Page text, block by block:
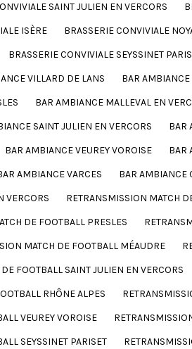
SAINT JULIEN EN VERCORS
ISÈRE BRASSERIE CONVIVIALE
BRASSERIE CONVIVIALE SEYSSINET
VILLARD DE LANS BAR
BAR AMBIANCE MALLEVAL EN
SAINT JULIEN EN VERCORS BAR
BAR AMBIANCE VEUREY VOROISE BAR
AMBIANCE VARCES BAR AMBIANCE
VERCORS
RETRANSMISSION MATCH
DE FOOTBALL PRESLES
MATCH DE FOOTBALL MÉAUDRE
FOOTBALL SAINT JULIEN EN VERCORS
RHÔNE ALPES
VEUREY VOROISE
SEYSSINET PARISET